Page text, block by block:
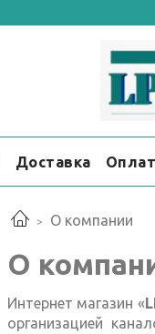
Доставка
О компании
О
Интернет магазин «
организацией